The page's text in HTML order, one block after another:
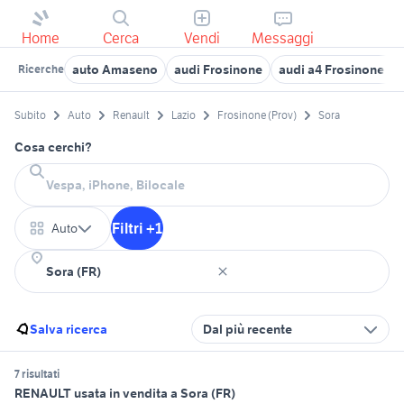
Home Cerca Vendi Messaggi
Ricerche auto Amaseno audi Frosinone audi a4 Frosinone
Subito Auto Renault Lazio Frosinone (Prov) Sora
Cosa cerchi?
Auto Filtri +1
Salva ricerca Dal più recente
7 risultati
RENAULT usata in vendita a Sora (FR)